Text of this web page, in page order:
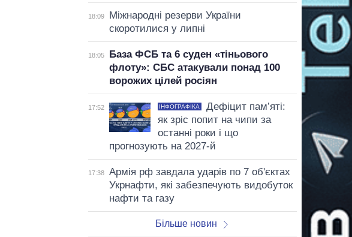
18:09
Міжнародні резерви України
скоротилися у липні
18:05
База ФСБ та 6 суден «тіньового
флоту»: СБС атакували понад 100
ворожих цілей росіян
17:52 ІНФОГРАФІКА
Дефіцит пам’яті:
як зріс попит на чипи за
останні роки і що
прогнозують на 2027-й
17:38
Армія рф завдала ударів по 7 об'єктах
Укрнафти, які забезпечують видобуток
нафти та газу
Більше новин